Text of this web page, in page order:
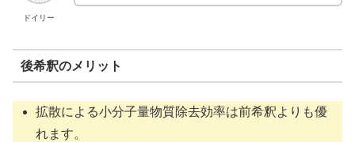
ドイリー
後希釈のメリット
拡散による小分子量物質除去効率は前希釈よりも優
れます。